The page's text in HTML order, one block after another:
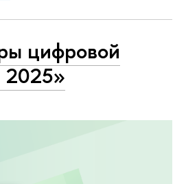
цифровой
2025»